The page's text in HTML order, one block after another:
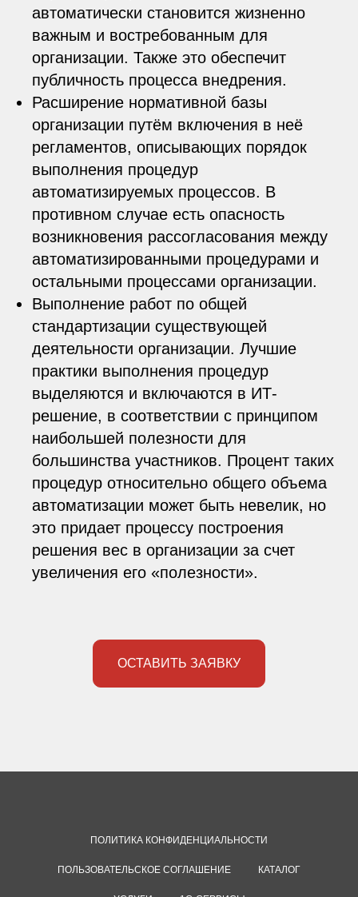
автоматически становится жизненно
важным и востребованным для
организации. Также это обеспечит
публичность процесса внедрения.
Расширение нормативной базы
организации путём включения в неё
регламентов, описывающих порядок
выполнения процедур
автоматизируемых процессов. В
противном случае есть опасность
возникновения рассогласования между
автоматизированными процедурами и
остальными процессами организации.
Выполнение работ по общей
стандартизации существующей
деятельности организации. Лучшие
практики выполнения процедур
выделяются и включаются в ИТ-
решение, в соответствии с принципом
наибольшей полезности для
большинства участников. Процент таких
процедур относительно общего объема
автоматизации может быть невелик, но
это придает процессу построения
решения вес в организации за счет
увеличения его «полезности».
ОСТАВИТЬ ЗАЯВКУ
ПОЛИТИКА КОНФИДЕНЦИАЛЬНОСТИ
ПОЛЬЗОВАТЕЛЬСКОЕ СОГЛАШЕНИЕ КАТАЛОГ